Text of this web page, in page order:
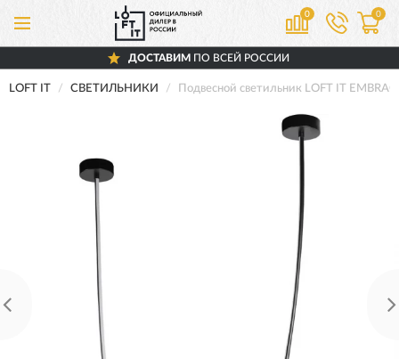
0 0
ДОСТАВИМ ПО ВСЕЙ РОССИИ
LOFT IT СВЕТИЛЬНИКИ Подвесной светильник LOFT IT